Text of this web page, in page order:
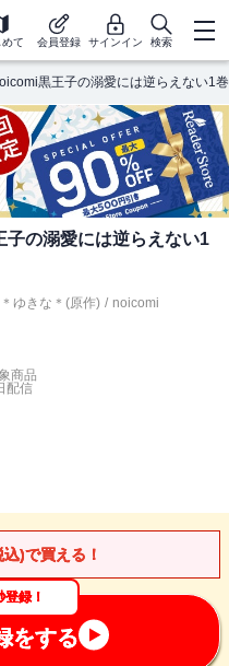
て 会員登録 サインイン 検索
黒王子の溺愛には逆らえない1巻
の溺愛には逆らえない1
＊ゆきな＊(原作) / noicomi
商品
配信
込)で買える！
録！
をする